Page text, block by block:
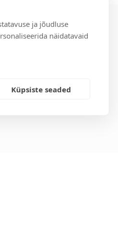
ja jõudluse
näidatavaid
Küpsiste seaded
Kontakt